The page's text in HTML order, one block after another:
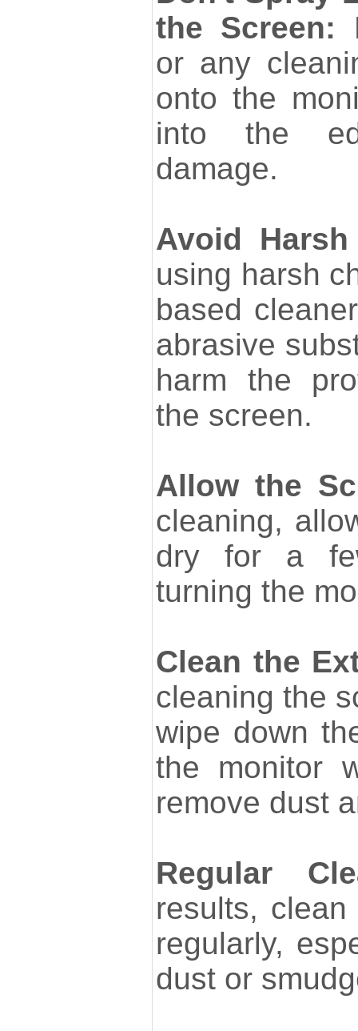
the Screen:
or any
onto the
into the
damage.
Avoid
using harsh
based
abrasive
harm the
the screen.
Allow the
cleaning,
dry for a
turning the
Clean the
cleaning the
wipe down
the monitor
remove dust
Regular
results,
regularly,
dust or